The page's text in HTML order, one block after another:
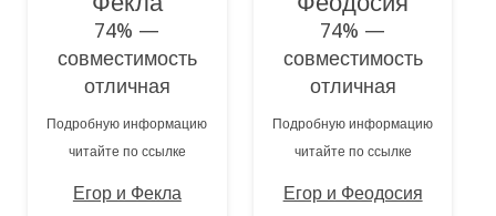
74% —
совместимость
отличная
Подробную информацию
читайте по ссылке
Егор и Фекла
74% —
совместимость
отличная
Подробную информацию
читайте по ссылке
Егор и Феодосия